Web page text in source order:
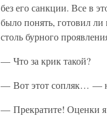
без его санкции. Все в
было понять, готовил
столь бурного
— Что за крик такой?
— Вот этот сопляк… —
— Прекратите! Оценки